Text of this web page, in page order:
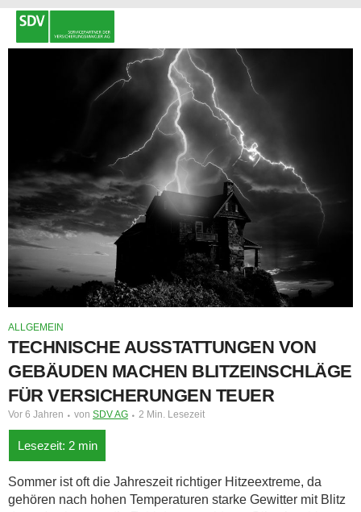
ALLGEMEIN
TECHNISCHE AUSSTATTUNGEN VON
GEBÄUDEN MACHEN BLITZEINSCHLÄGE
FÜR VERSICHERUNGEN TEUER
Vor 6 Jahren von SDV AG 2 Min. Lesezeit
Sommer ist oft die Jahreszeit richtiger Hitzeextreme, da
gehören nach hohen Temperaturen starke Gewitter mit Blitz